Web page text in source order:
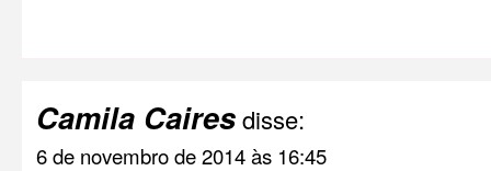
Camila Cairesdisse:
6 de novembro de 2014 às 16:45